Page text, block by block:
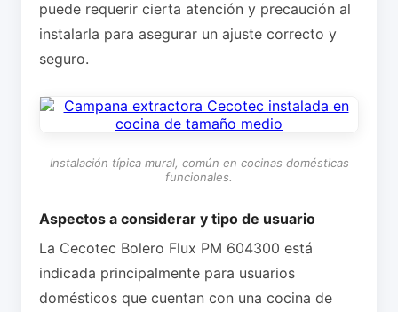
puede requerir cierta atención y precaución al
instalarla para asegurar un ajuste correcto y
seguro.
Instalación típica mural, común en cocinas domésticas
funcionales.
Aspectos a considerar y tipo de usuario
La Cecotec Bolero Flux PM 604300 está
indicada principalmente para usuarios
domésticos que cuentan con una cocina de